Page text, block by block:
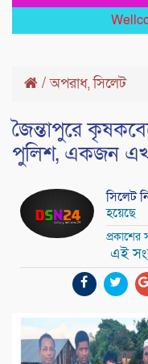
Wellcome to
/অপরাধ,সিলেট
জৈন্তাপুরে
পুলিশ, একজন
সিলেট
হয়েছে
এই